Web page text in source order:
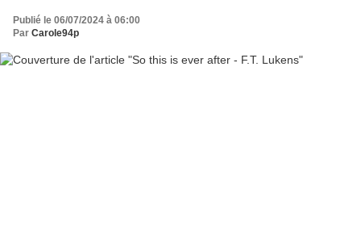
Publié le 06/07/2024 à 06:00
Par Carole94p